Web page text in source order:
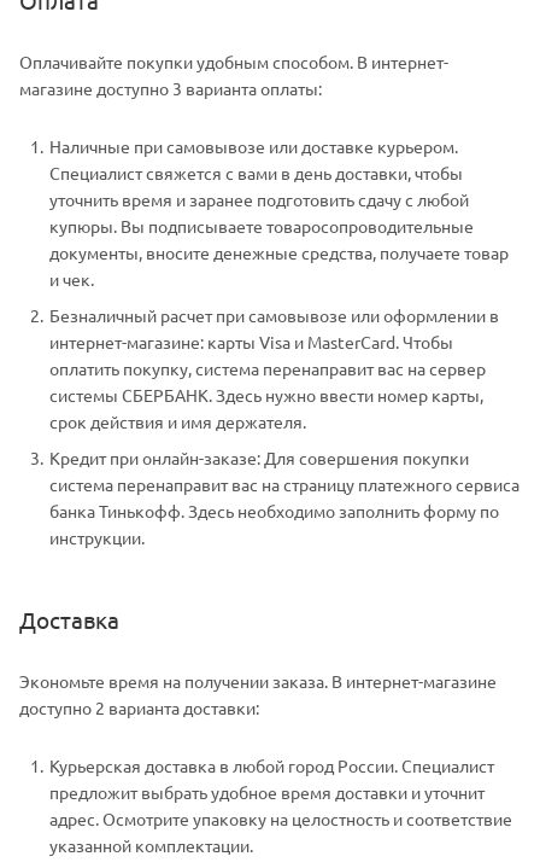
Оплачивайте покупки удобным способом. В интернет-
магазине доступно 3 варианта оплаты:
Наличные при самовывозе или доставке курьером.
Специалист свяжется с вами в день доставки, чтобы
уточнить время и заранее подготовить сдачу с любой
купюры. Вы подписываете товаросопроводительные
документы, вносите денежные средства, получаете товар
и чек.
Безналичный расчет при самовывозе или оформлении в
интернет-магазине: карты Visa и MasterCard. Чтобы
оплатить покупку, система перенаправит вас на сервер
системы СБЕРБАНК. Здесь нужно ввести номер карты,
срок действия и имя держателя.
Кредит при онлайн-заказе: Для совершения покупки
система перенаправит вас на страницу платежного сервиса
банка Тинькофф. Здесь необходимо заполнить форму по
инструкции.
Доставка
Экономьте время на получении заказа. В интернет-магазине
доступно 2 варианта доставки:
Курьерская доставка в любой город России. Специалист
предложит выбрать удобное время доставки и уточнит
адрес. Осмотрите упаковку на целостность и соответствие
указанной комплектации.